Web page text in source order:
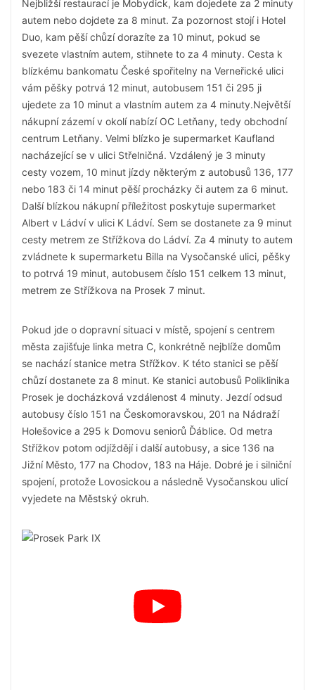
Nejbližší restaurací je Mobydick, kam dojedete za 2 minuty
autem nebo dojdete za 8 minut. Za pozornost stojí i Hotel
Duo, kam pěší chůzí dorazíte za 10 minut, pokud se
svezete vlastním autem, stihnete to za 4 minuty. Cesta k
blízkému bankomatu České spořitelny na Verneřické ulici
vám pěšky potrvá 12 minut, autobusem 151 či 295 ji
ujedete za 10 minut a vlastním autem za 4 minuty.Největší
nákupní zázemí v okolí nabízí OC Letňany, tedy obchodní
centrum Letňany. Velmi blízko je supermarket Kaufland
nacházející se v ulici Střelničná. Vzdálený je 3 minuty
cesty vozem, 10 minut jízdy některým z autobusů 136, 177
nebo 183 či 14 minut pěší procházky či autem za 6 minut.
Další blízkou nákupní příležitost poskytuje supermarket
Albert v Ládví v ulici K Ládví. Sem se dostanete za 9 minut
cesty metrem ze Střížkova do Ládví. Za 4 minuty to autem
zvládnete k supermarketu Billa na Vysočanské ulici, pěšky
to potrvá 19 minut, autobusem číslo 151 celkem 13 minut,
metrem ze Střížkova na Prosek 7 minut.
Pokud jde o dopravní situaci v místě, spojení s centrem
města zajišťuje linka metra C, konkrétně nejblíže domům
se nachází stanice metra Střížkov. K této stanici se pěší
chůzí dostanete za 8 minut. Ke stanici autobusů Poliklinika
Prosek je docházková vzdálenost 4 minuty. Jezdí odsud
autobusy číslo 151 na Českomoravskou, 201 na Nádraží
Holešovice a 295 k Domovu seniorů Ďáblice. Od metra
Střížkov potom odjíždějí i další autobusy, a sice 136 na
Jižní Město, 177 na Chodov, 183 na Háje. Dobré je i silniční
spojení, protože Lovosickou a následně Vysočanskou ulicí
vyjedete na Městský okruh.